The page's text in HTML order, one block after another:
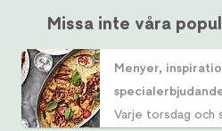
Missa inte våra
Menyer,
Varje torsdag och